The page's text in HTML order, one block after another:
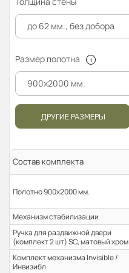
до 62 мм., без добора
Размер полотна
900x2000 мм.
ДРУГИЕ РАЗМЕРЫ
Состав комплекта
Полотно 900x2000 мм.
Механизм стабилизации
Ручка для раздвижной двери
(комплект 2 шт) SC, матовый хром
Комплект механизма Invisible /
Инвизибл